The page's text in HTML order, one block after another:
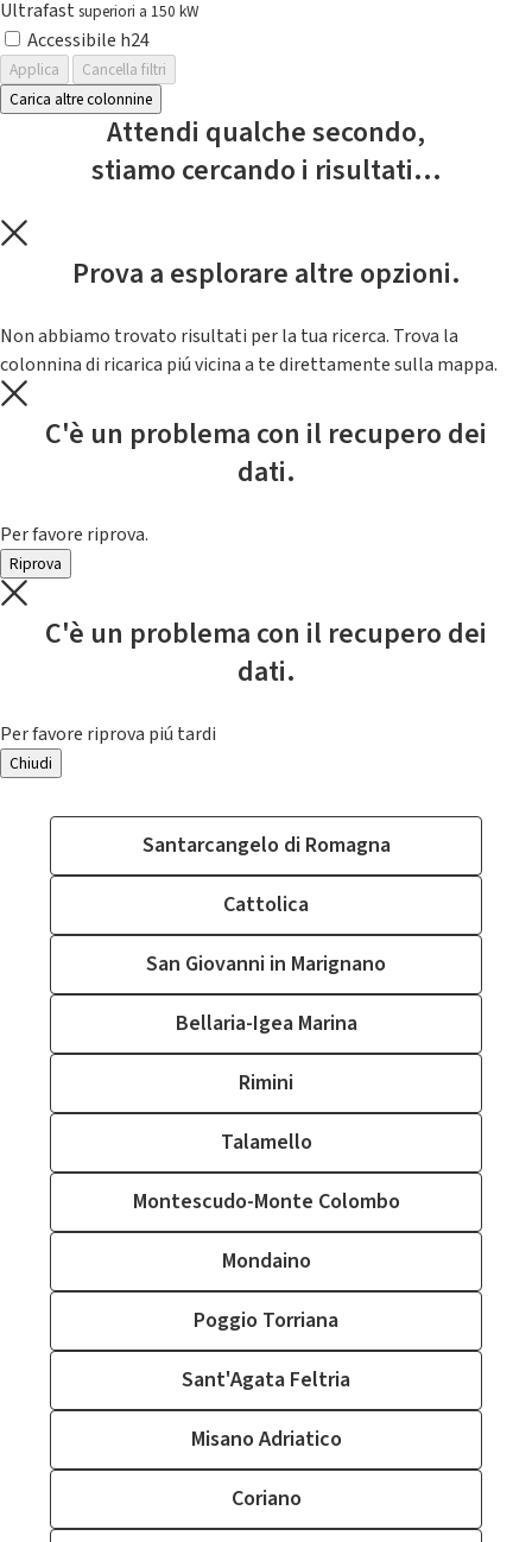
Ultrafast superiori a 150 kW
Accessibile h24
Applica
Cancella filtri
Carica altre colonnine
Attendi qualche secondo,
stiamo cercando i risultati...
Prova a esplorare altre opzioni.
Non abbiamo trovato risultati per la tua ricerca. Trova la
colonnina di ricarica piú vicina a te direttamente sulla mappa.
C'è un problema con il recupero dei
dati.
Per favore riprova.
Riprova
C'è un problema con il recupero dei
dati.
Per favore riprova piú tardi
Chiudi
Santarcangelo di Romagna
Cattolica
San Giovanni in Marignano
Bellaria-Igea Marina
Rimini
Talamello
Montescudo-Monte Colombo
Mondaino
Poggio Torriana
Sant'Agata Feltria
Misano Adriatico
Coriano